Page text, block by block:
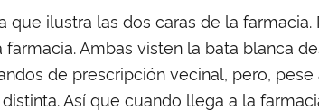
ilustra las dos caras de la
Ambas visten la bata blanca
de prescripción vecinal, pero,
Así que cuando llega a la